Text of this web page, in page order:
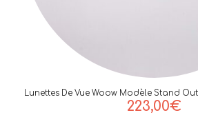
Lunettes De Vue Woow Modèle Stand
223,00€